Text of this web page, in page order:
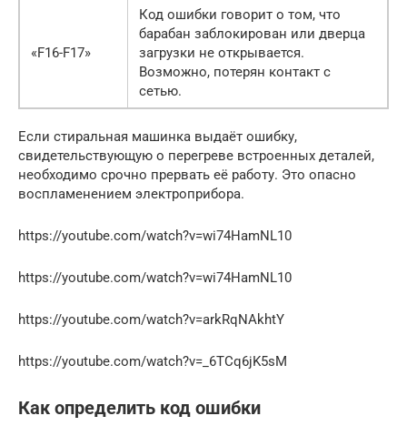
«F16-F17»
Код ошибки говорит о том, что
барабан заблокирован или дверца
загрузки не открывается.
Возможно, потерян контакт с
сетью.
Если стиральная машинка выдаёт ошибку,
свидетельствующую о перегреве встроенных деталей,
необходимо срочно прервать её работу. Это опасно
воспламенением электроприбора.
https://youtube.com/watch?v=wi74HamNL10
https://youtube.com/watch?v=wi74HamNL10
https://youtube.com/watch?v=arkRqNAkhtY
https://youtube.com/watch?v=_6TCq6jK5sM
Как определить код ошибки